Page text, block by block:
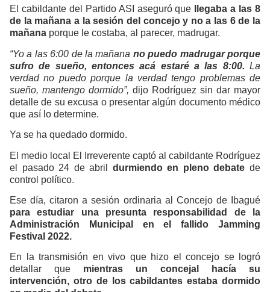
El cabildante del Partido ASI aseguró que
llegaba a las 8
de la mañana a la sesión del concejo y no a las 6 de la
mañana porque le costaba, al parecer, madrugar.
“Yo a las 6:00 de la mañana no puedo madrugar porque
sufro de sueño, entonces acá estaré a las 8:00. La
verdad no puedo porque la verdad tengo problemas de
sueño, mantengo dormido”, dijo Rodríguez sin dar mayor
detalle de su excusa o presentar algún documento médico
que así lo determine.
Ya se ha quedado dormido.
El medio local El Irreverente captó al cabildante Rodríguez
el pasado 24 de abril durmiendo en pleno debate de
control político.
Ese día, citaron a sesión ordinaria al Concejo de Ibagué
para estudiar una presunta responsabilidad de la
Administración Municipal en el fallido Jamming
Festival 2022.
En la transmisión en vivo que hizo el concejo se logró
detallar que mientras un concejal hacía su
intervención, otro de los cabildantes estaba dormido